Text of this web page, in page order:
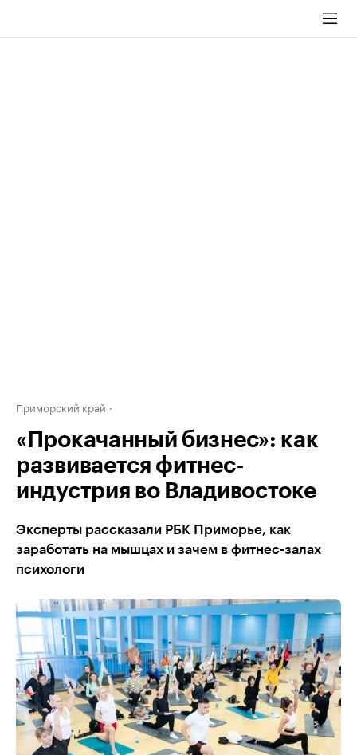
Приморский край
«Прокачанный бизнес»: как
развивается фитнес-
индустрия во Владивостоке
Эксперты рассказали РБК Приморье, как
заработать на мышцах и зачем в фитнес-залах
психологи